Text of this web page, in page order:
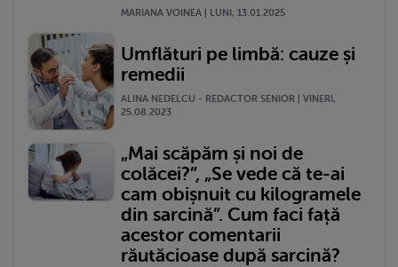
MARIANA VOINEA | LUNI, 13.01.2025
Umflături pe limbă: cauze și
remedii
ALINA NEDELCU - REDACTOR SENIOR | VINERI,
25.08.2023
„Mai scăpăm și noi de
colăcei?”, „Se vede că te-ai
cam obișnuit cu kilogramele
din sarcină”. Cum faci față
acestor comentarii
răutăcioase după sarcină?